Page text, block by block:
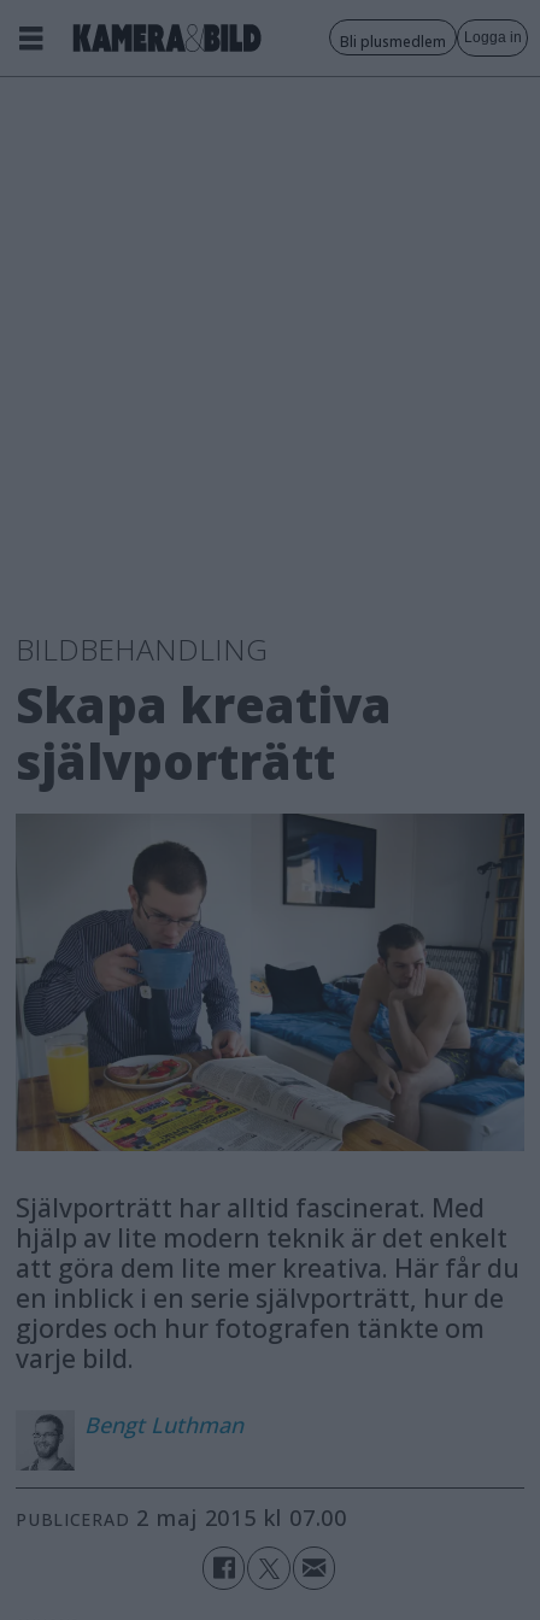
Bli plusmedlem Logga in
BILDBEHANDLING
Skapa kreativa
självporträtt
Självporträtt har alltid fascinerat. Med
hjälp av lite modern teknik är det enkelt
att göra dem lite mer kreativa. Här får du
en inblick i en serie självporträtt, hur de
gjordes och hur fotografen tänkte om
varje bild.
Bengt Luthman
PUBLICERAD 2 maj 2015 kl 07.00